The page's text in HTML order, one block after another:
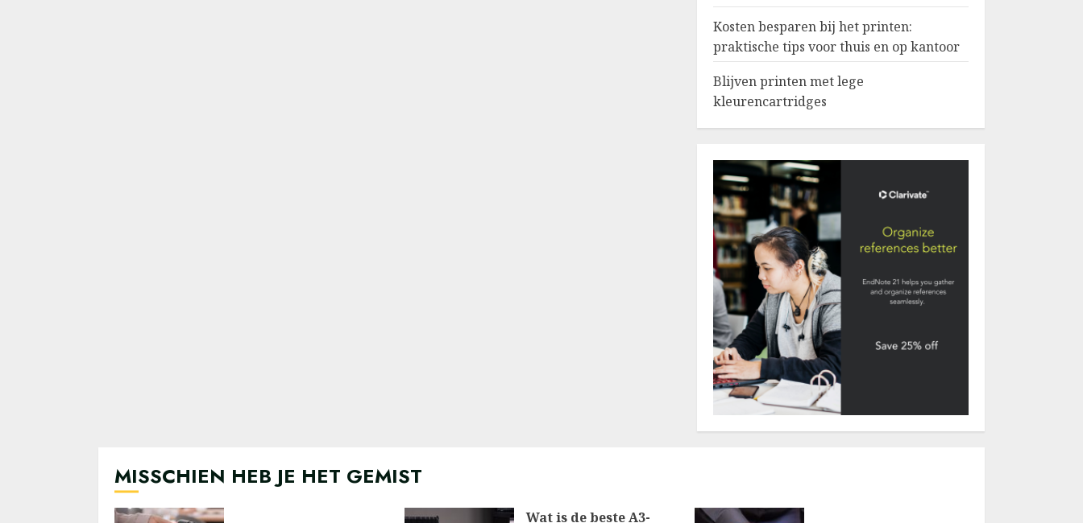
Kosten besparen bij het printen:
praktische tips voor thuis en op kantoor
Blijven printen met lege
kleurencartridges
MISSCHIEN HEB JE HET GEMIST
Wat is de beste A3-